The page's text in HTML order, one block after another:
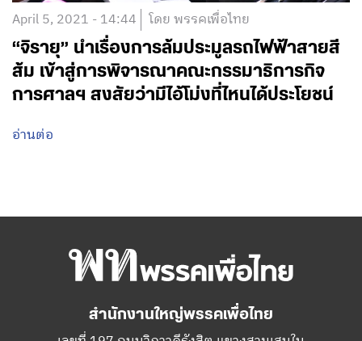
April 5, 2021 - 14:44 โดย พรรคเพื่อไทย
“จิรายุ” นำเรื่องการล้มประมูลรถไฟฟ้าสายสี
ส้ม เข้าสู่การพิจารณาคณะกรรมาธิการกิจ
การศาลฯ สงสัยว่ามีไอ้โม่งที่ไหนได้ประโยชน์
อ่านต่อ
สำนักงานใหญ่พรรคเพื่อไทย